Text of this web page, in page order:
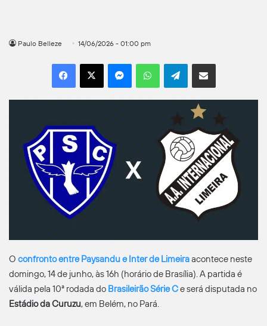
Paulo Belleze 14/06/2026 - 01:00 pm
Facebook
X MessengerWhatsAppTelegramCompartilhar por e-mail
O confronto entre Paysandu e Inter de Limeiraacontece neste
domingo, 14 de junho, às 16h (horário de Brasília). A partida é
válida pela 10ª rodada do Brasileirão Série Ce será disputada no
Estádio da Curuzu, em Belém, no Pará.